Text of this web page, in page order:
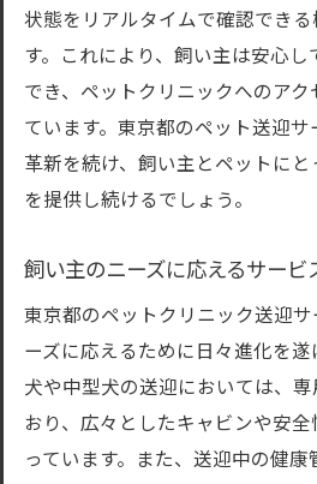
大切な家族を守る送迎
東京都内の移動を快適
ペットのライフスタイ
安心感を生むサービスの
状態をリアルタイムで確認でき
す。これにより、飼い主は安心
でき、ペットクリニックへのアク
ています。東京都のペット送迎
革新を続け、飼い主とペットに
を提供し続けるでしょう。
飼い主のニーズに応えるサービ
東京都のペットクリニック送迎
ーズに応えるために日々進化を
犬や中型犬の送迎においては、
おり、広々としたキャビンや安
っています。また、送迎中の健